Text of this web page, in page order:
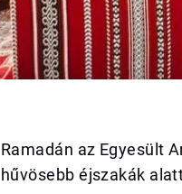
Ramadán az Egyesült
hűvösebb éjszakák